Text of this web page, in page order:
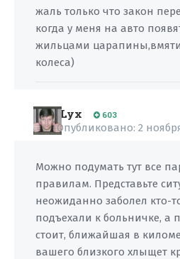
жаль только что закон
когда у меня на авто
жильцами
колеса)
Lyx 603
Опубликовано: 2
Можно подумать тут все
правилам. Представьте
неожиданно заболел кто-
подъехали к больничке, а
стоит, ближайшая в
вашего близкого хлыщет